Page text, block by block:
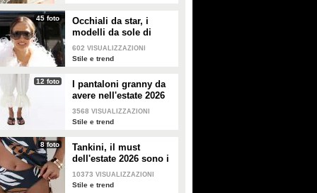
45 foto
Occhiali da star, i
modelli da sole di
tendenza per l'estate
2026
602 VISUALIZZAZIONI
Stile e trend
12 foto
I pantaloni granny da
avere nell'estate 2026
3568 VISUALIZZAZIONI
Stile e trend
8 foto
Tankini, il must
dell'estate 2026 sono i
costumi con la canotta
10373 VISUALIZZAZIONI
Stile e trend